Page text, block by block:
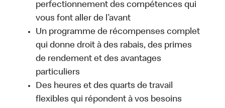
perfectionnement des compétences qui
vous font aller de l’avant
Un programme de récompenses complet
qui donne droit à des rabais, des primes
de rendement et des avantages
particuliers
Des heures et des quarts de travail
flexibles qui répondent à vos besoins